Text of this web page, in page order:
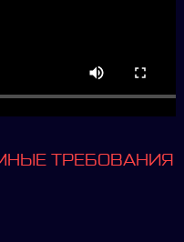
ТРЕБОВАНИЯ